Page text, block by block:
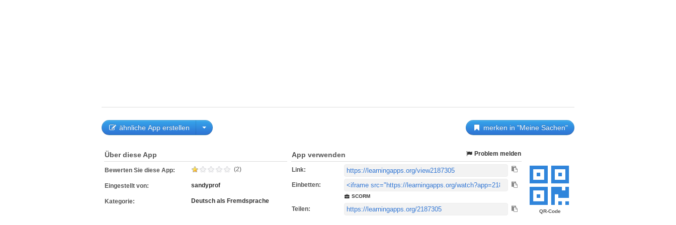
ähnliche App erstellen merken in "Meine Sachen"
QR-Code
Über diese App
Bewerten Sie diese App: (2)
Eingestellt von: sandyprof
Kategorie: Deutsch als Fremdsprache
App verwenden Problem melden
Link:
Einbetten:
SCORM
Teilen: